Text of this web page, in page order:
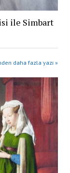
ile Simbart
daha fazla yazı »